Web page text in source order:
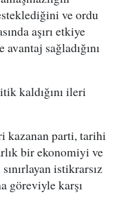
ve ordu
aşırı etkiye
sağladığını
kaldığını ileri
kazanan parti, tarihi
bir ekonomiyi ve
istikrarsız
göreviyle karşı